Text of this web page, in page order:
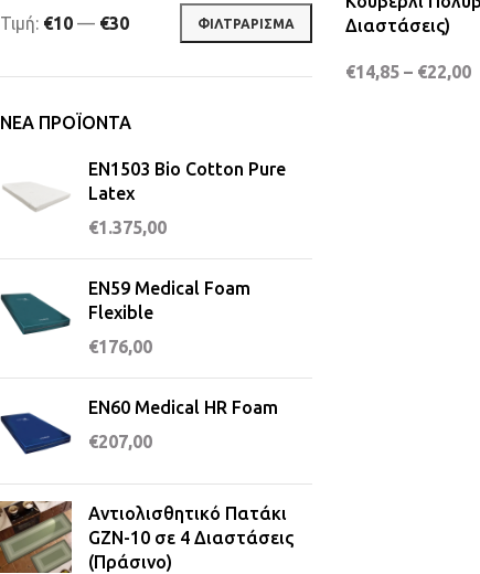
ΦΙΛΤΡΆΡΙΣΜΑ
Τιμή: €10 — €30
ΝΈΑ ΠΡΟΪΌΝΤΑ
EN1503 Bio Cotton Pure
Latex
€1.375,00
EN59 Medical Foam
Flexible
€176,00
EN60 Medical HR Foam
€207,00
Αντιολισθητικό Πατάκι
GZN-10 σε 4 Διαστάσεις
(Πράσινο)
Διαστάσεις)
€14,85 – €22,00